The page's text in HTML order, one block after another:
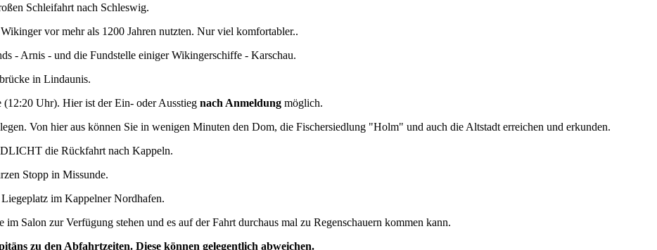
Schleifahrt nach Schleswig.
vor mehr als 1200 Jahren nutzten. Nur viel komfortabler..
- Arnis - und die Fundstelle einiger Wikingerschiffe - Karschau.
in Lindaunis.
Uhr). Hier ist der Ein- oder Ausstieg nach Anmeldung möglich.
Von hier aus können Sie in wenigen Minuten den Dom, die Fischersiedlung "Holm" und auch die Altstadt erreichen und erkunden.
die Rückfahrt nach Kappeln.
Stopp in Missunde.
im Kappelner Nordhafen.
Salon zur Verfügung stehen und es auf der Fahrt durchaus mal zu Regenschauern kommen kann.
zu den Abfahrtzeiten. Diese können gelegentlich abweichen.